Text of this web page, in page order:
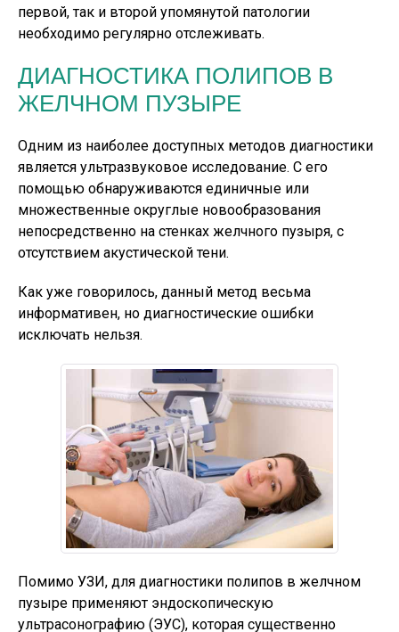
первой, так и второй упомянутой патологии
необходимо регулярно отслеживать.
ДИАГНОСТИКА ПОЛИПОВ В
ЖЕЛЧНОМ ПУЗЫРЕ
Одним из наиболее доступных методов диагностики
является ультразвуковое исследование. С его
помощью обнаруживаются единичные или
множественные округлые новообразования
непосредственно на стенках желчного пузыря, с
отсутствием акустической тени.
Как уже говорилось, данный метод весьма
информативен, но диагностические ошибки
исключать нельзя.
Помимо УЗИ, для диагностики полипов в желчном
пузыре применяют эндоскопическую
ультрасонографию (ЭУС), которая существенно